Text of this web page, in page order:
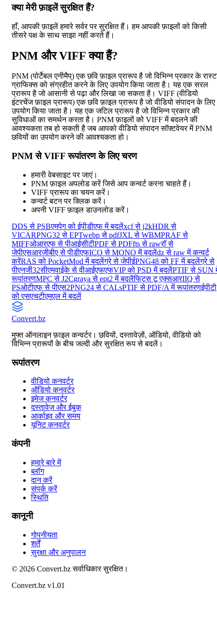
क्या मेरी फ़ाइलें सुरक्षित हैं?
हाँ, आपकी फ़ाइलें हमारे सर्वर पर सुरक्षित हैं। हम आपकी फ़ाइलों को किसी
तीसरे पक्ष के साथ साझा नहीं करते हैं।
PNM और VIFF क्या हैं?
PNM (पोर्टेबल एनीमैप्) एक छवि फ़ाइल प्रारूप है जो विभिन्न प्रकार के
ग्राफिक्स को संग्रहीत करने के लिए उपयोग किया जाता है। यह एक सरल
प्रारूप है जो आसानी से पढ़ा और लिखा जा सकता है। VIFF (वीडियो
इंटरचेंज फ़ाइल प्रारूप) एक छवि फ़ाइल प्रारूप है जो वीडियो संपादन के लिए
उपयोग किया जाता है। यह एक जटिल प्रारूप है जो विभिन्न प्रकार की
सुविधाओं का समर्थन करता है। PNM फ़ाइलों को VIFF में बदलने की
आवश्यकता तब हो सकती है जब आपको वीडियो संपादन सॉफ़्टवेयर में PNM
छवियों का उपयोग करने की आवश्यकता हो।
PNM से VIFF रूपांतरण के लिए चरण
हमारी वेबसाइट पर जाएं।
PNM फ़ाइल अपलोड करें जिसे आप कन्वर्ट करना चाहते हैं।
VIFF प्रारूप का चयन करें।
कन्वर्ट बटन पर क्लिक करें।
अपनी VIFF फ़ाइल डाउनलोड करें।
DDS से PSBएमपेग को ईपीडीएफ में बदलेंxcf से j2kHDR से
VICARPNG32 से EPTwebp से pdfJXL से WBMPRAF से
MIFFओआरएफ से पीआईसीटीPDF से PDFfts से rawरॉ से
जेपीएसआरजीबीए से पीडीएफICO से MONO में बदलेंdz से raw में कन्वर्ट
करेंRAS को PocketMod में बदलेंग्रे से जेपीईPNG48 को FF में बदलेंग्रे से
पीएनजी32सीएमवाईके से वीआईएफएफVIP को PSD में बदलेंPTIF से SUN
रूपांतरणMPC से J2Cgraya से ept2 में बदलेंफिट्स टू एक्सआरIIQ से
PSओटीएफ से पीएस2PNG24 से CALsPTIF से PDF/A में रूपांतरणईपीटी
को एसएचटीएमएल में बदलें
Convert.bz
मुफ्त ऑनलाइन फ़ाइल कन्वर्टर। छवियों, दस्तावेज़ों, ऑडियो, वीडियो को
विभिन्न प्रारूपों के बीच जल्दी और सुरक्षित रूप से बदलें।
रूपांतरण
वीडियो कनवर्टर
ऑडियो कनवर्टर
इमेज कनवर्टर
दस्तावेज़ और ईबुक
आर्काइव और समय
यूनिट कनवर्टर
कंपनी
हमारे बारे में
ब्लॉग
दान करें
संपर्क करें
स्थिति
कानूनी
गोपनीयता
शर्तें
सुरक्षा और अनुपालन
© 2026 Convert.bzसर्वाधिकार सुरक्षित।
Convert.bz v1.01